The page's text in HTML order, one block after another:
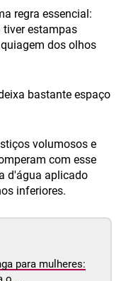
regra essencial:
tiver estampas
dos olhos
bastante espaço
volumosos e
com esse
d'água aplicado
inferiores.
para mulheres: